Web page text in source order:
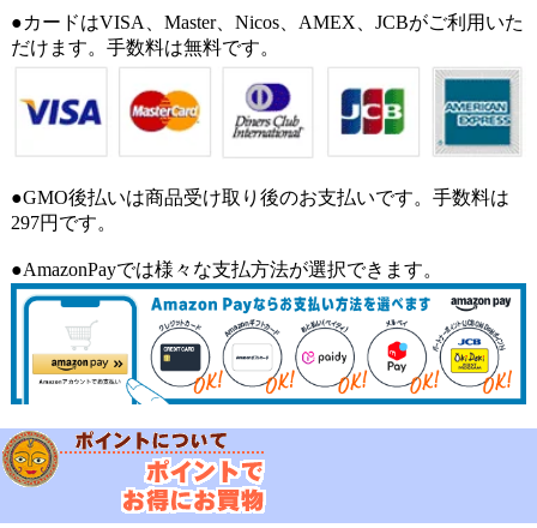
●カードはVISA、Master、Nicos、AMEX、JCBがご利用いた
だけます。手数料は無料です。
●GMO後払いは商品受け取り後のお支払いです。手数料は
297円です。
●AmazonPayでは様々な支払方法が選択できます。